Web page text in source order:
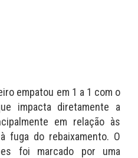
empatou em 1 a 1 com o
impacta diretamente a
em relação às
fuga do rebaixamento. O
foi marcado por uma